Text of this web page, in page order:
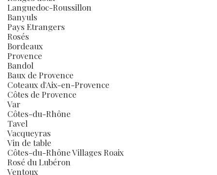
Languedoc-Roussillon
Banyuls
Pays Etrangers
Rosés
Bordeaux
Provence
Bandol
Baux de Provence
Coteaux d'Aix-en-Provence
Côtes de Provence
Var
Côtes-du-Rhône
Tavel
Vacqueyras
Vin de table
Côtes-du-Rhône Villages Roaix
Rosé du Lubéron
Ventoux